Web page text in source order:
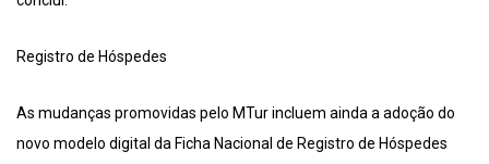
Registro de Hóspedes
As mudanças promovidas pelo MTur incluem ainda a adoção do
novo modelo digital da Ficha Nacional de Registro de Hóspedes